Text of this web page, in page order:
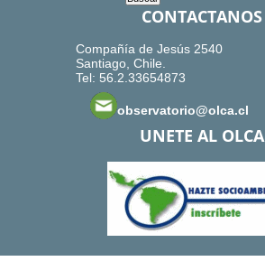
CONTACTANOS
Compañía de Jesús 2540
Santiago, Chile.
Tel: 56.2.33654873
observatorio@olca.cl
UNETE AL OLCA